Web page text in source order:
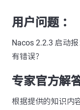
用户问题 ：
Nacos 2.2.3 启动
有错误？
专家官方解答
根据提供的知识内